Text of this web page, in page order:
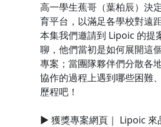
高一學生蕉哥（葉柏辰）決
育平台，以滿足各學校對遠
本集我們邀請到 Lipoic 的提
聊，他們當初是如何展開這
專案；當團隊夥伴們分散各
協作的過程上遇到哪些困
歷程吧！
▶️ 獲獎專案網頁｜ Lipoic 來